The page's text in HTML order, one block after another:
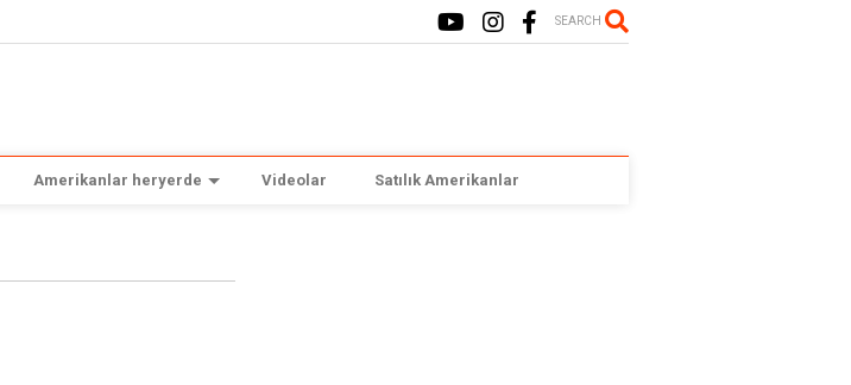
SEARCH
Amerikanlar heryerde Videolar Satılık Amerikanlar